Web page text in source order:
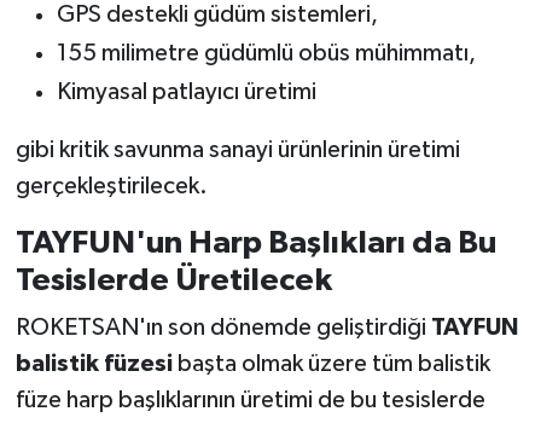
GPS destekli güdüm sistemleri,
155 milimetre güdümlü obüs mühimmatı,
Kimyasal patlayıcı üretimi
gibi kritik savunma sanayi ürünlerinin üretimi
gerçekleştirilecek.
TAYFUN'un Harp Başlıkları da Bu
Tesislerde Üretilecek
ROKETSAN'ın son dönemde geliştirdiği TAYFUN
balistik füzesibaşta olmak üzere tüm balistik
füze harp başlıklarının üretimi de bu tesislerde